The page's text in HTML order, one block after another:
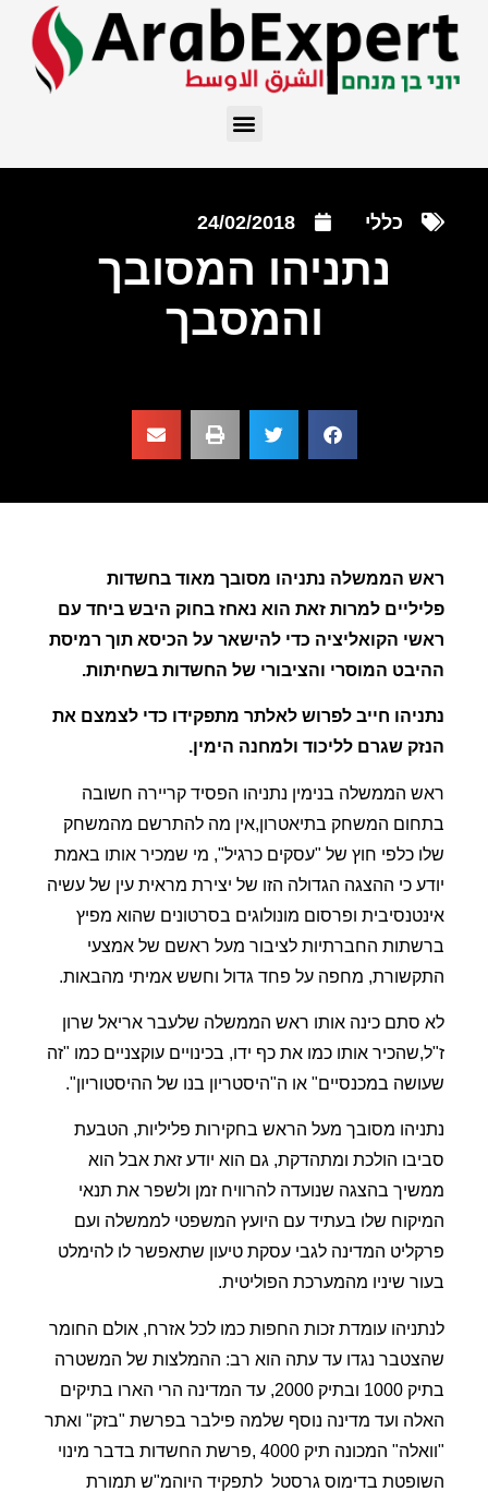
כללי 24/02/2018
נתניהו המסובך
והמסבך
ראש הממשלה נתניהו מסובך מאוד בחשדות
פליליים למרות זאת הוא נאחז בחוק היבש ביחד עם
ראשי הקואליציה כדי להישאר על הכיסא תוך רמיסת
ההיבט המוסרי והציבורי של החשדות בשחיתות.
נתניהו חייב לפרוש לאלתר מתפקידו כדי לצמצם את
הנזק שגרם לליכוד ולמחנה הימין.
ראש הממשלה בנימין נתניהו הפסיד קריירה חשובה
בתחום המשחק בתיאטרון,אין מה להתרשם מהמשחק
שלו כלפי חוץ של "עסקים כרגיל", מי שמכיר אותו באמת
יודע כי ההצגה הגדולה הזו של יצירת מראית עין של עשיה
אינטנסיבית ופרסום מונולוגים בסרטונים שהוא מפיץ
ברשתות החברתיות לציבור מעל ראשם של אמצעי
התקשורת, מחפה על פחד גדול וחשש אמיתי מהבאות.
לא סתם כינה אותו ראש הממשלה שלעבר אריאל שרון
ז"ל,שהכיר אותו כמו את כף ידו, בכינויים עוקצניים כמו "זה
שעושה במכנסיים" או ה"היסטריון בנו של ההיסטוריון".
נתניהו מסובך מעל הראש בחקירות פליליות, הטבעת
סביבו הולכת ומתהדקת, גם הוא יודע זאת אבל הוא
ממשיך בהצגה שנועדה להרוויח זמן ולשפר את תנאי
המיקוח שלו בעתיד עם היועץ המשפטי לממשלה ועם
פרקליט המדינה לגבי עסקת טיעון שתאפשר לו להימלט
בעור שיניו מהמערכת הפוליטית.
לנתניהו עומדת זכות החפות כמו לכל אזרח, אולם החומר
שהצטבר נגדו עד עתה הוא רב: ההמלצות של המשטרה
בתיק 1000 ובתיק 2000, עד המדינה הרי הארו בתיקים
האלה ועד מדינה נוסף שלמה פילבר בפרשת "בזק" ואתר
"וואלה" המכונה תיק 4000 ,פרשת החשדות בדבר מינוי
השופטת בדימוס גרסטל לתפקיד היוהמ"ש תמורת